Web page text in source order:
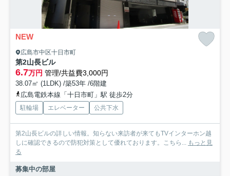
NEW
広島市中区十日市町
第2山長ビル
6.7万円 管理/共益費3,000円
38.07㎡ (1LDK) /築53年 /6階建
広島電鉄本線「十日市町」駅 徒歩2分
駐輪場 エレベーター 公共下水
第2山長ビルの詳しい情報。知らない来訪者が来てもTVインターホン越
しに確認できるので防犯対策として優れております。こちら...
もっと見
る
募集中の部屋